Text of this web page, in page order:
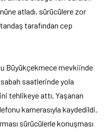
atladı, sürücülere zor
tarafından cep
Büyükçekmece mevkiinde
saatlerinde yola
tehlikeye attı. Yaşanan
kamerasıyla kaydedildi.
sürücülerle konuşması